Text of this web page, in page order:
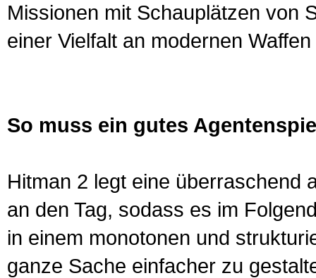
Missionen mit Schauplätzen von
einer Vielfalt an modernen
So muss ein gutes
Hitman 2 legt eine überraschend
an den Tag, sodass es im
in einem monotonen und
ganze Sache einfacher zu